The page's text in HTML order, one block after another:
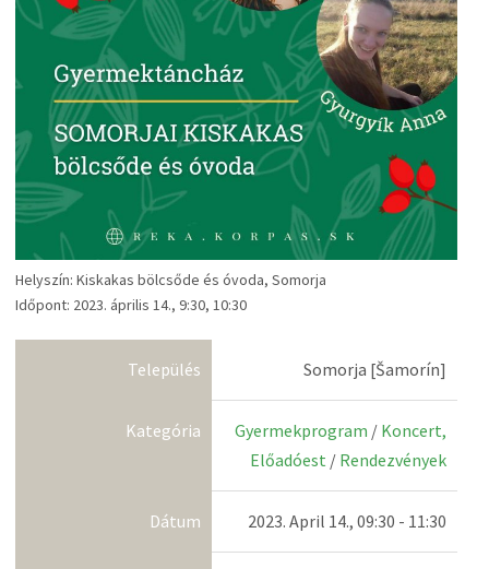
Helyszín: Kiskakas bölcsőde és óvoda, Somorja
Időpont: 2023. április 14., 9:30, 10:30
Település Somorja [Šamorín]
Kategória Gyermekprogram / Koncert,
Előadóest / Rendezvények
Dátum 2023. April 14., 09:30 - 11:30